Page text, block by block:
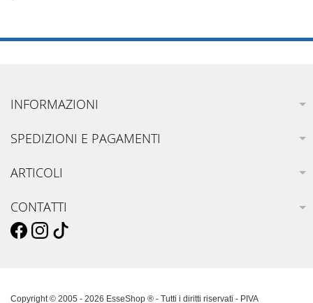
INFORMAZIONI
SPEDIZIONI E PAGAMENTI
ARTICOLI
CONTATTI
Copyright © 2005 - 2026 EsseShop ® - Tutti i diritti riservati - PIVA